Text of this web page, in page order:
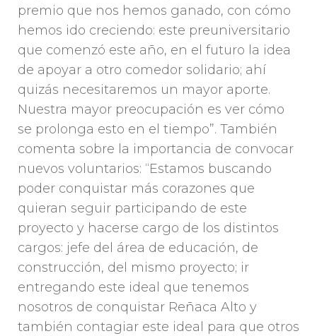
premio que nos hemos ganado, con cómo
hemos ido creciendo: este preuniversitario
que comenzó este año, en el futuro la idea
de apoyar a otro comedor solidario; ahí
quizás necesitaremos un mayor aporte.
Nuestra mayor preocupación es ver cómo
se prolonga esto en el tiempo”. También
comenta sobre la importancia de convocar
nuevos voluntarios: “Estamos buscando
poder conquistar más corazones que
quieran seguir participando de este
proyecto y hacerse cargo de los distintos
cargos: jefe del área de educación, de
construcción, del mismo proyecto; ir
entregando este ideal que tenemos
nosotros de conquistar Reñaca Alto y
también contagiar este ideal para que otros